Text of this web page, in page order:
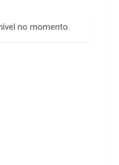
no momento.